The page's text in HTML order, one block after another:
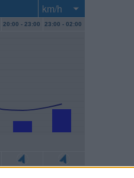
20:00 - 23:00 23:00 - 02:00